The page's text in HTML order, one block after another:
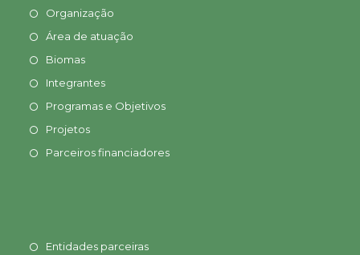
Organização
Área de atuação
Biomas
Integrantes
Programas e Objetivos
Projetos
Parceiros financiadores
Entidades parceiras